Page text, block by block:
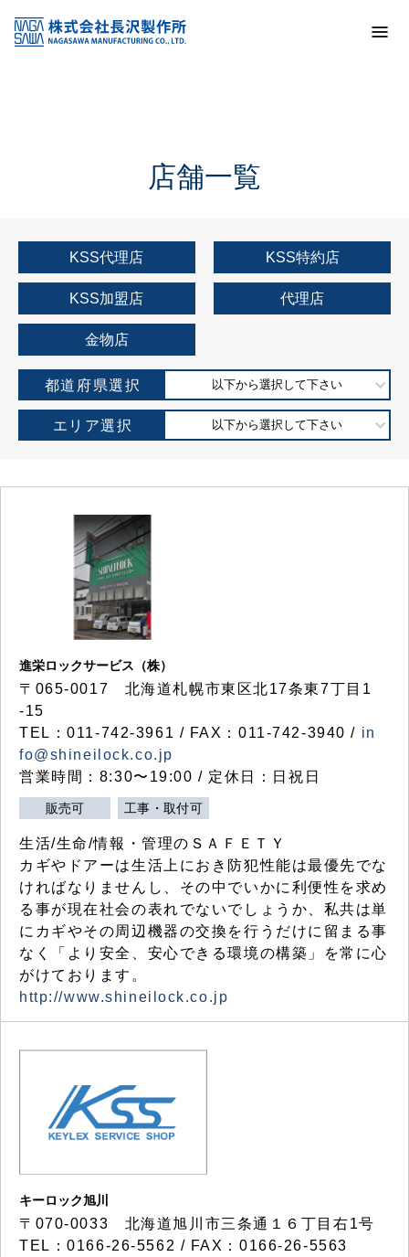
KSS加盟店・取扱店情報
店舗一覧
店舗一覧
KSS代理店 KSS特約店
KSS加盟店 代理店
金物店
都道府県選択 以下から選択して下さい
エリア選択 以下から選択して下さい
進栄ロックサービス（株）
〒065-0017 北海道札幌市東区北17条東7丁目1
-15
TEL：011-742-3961 / FAX：011-742-3940 / in
fo@shineilock.co.jp
営業時間：8:30〜19:00 / 定休日：日祝日
販売可 工事・取付可
生活/生命/情報・管理のＳＡＦＥＴＹ
カギやドアーは生活上におき防犯性能は最優先でな
ければなりませんし、その中でいかに利便性を求め
る事が現在社会の表れでないでしょうか、私共は単
にカギやその周辺機器の交換を行うだけに留まる事
なく「より安全、安心できる環境の構築」を常に心
がけております。
http://www.shineilock.co.jp
キーロック旭川
〒070-0033 北海道旭川市三条通１６丁目右1号
TEL：0166-26-5562 / FAX：0166-26-5563